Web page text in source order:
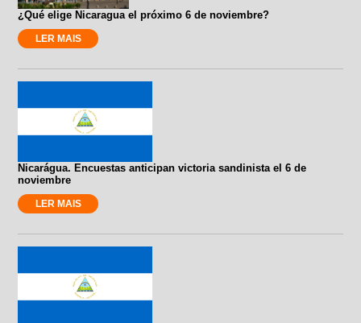
¿Qué elige Nicaragua el próximo 6 de noviembre?
LER MAIS
Nicarágua. Encuestas anticipan victoria sandinista el 6 de
noviembre
LER MAIS